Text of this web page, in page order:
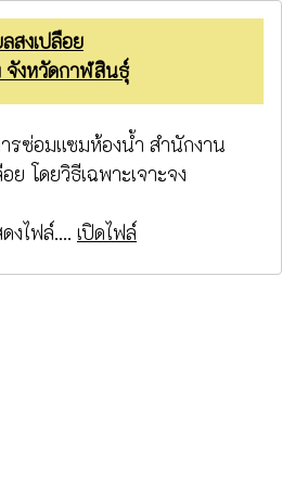
สงเปลือย
จังหวัดกาฬสินธุ์
ารซ่อมแซมห้องน้ำ สำนักงาน
ย โดยวิธีเฉพาะเจาะจง
งไฟล์.... เปิดไฟล์